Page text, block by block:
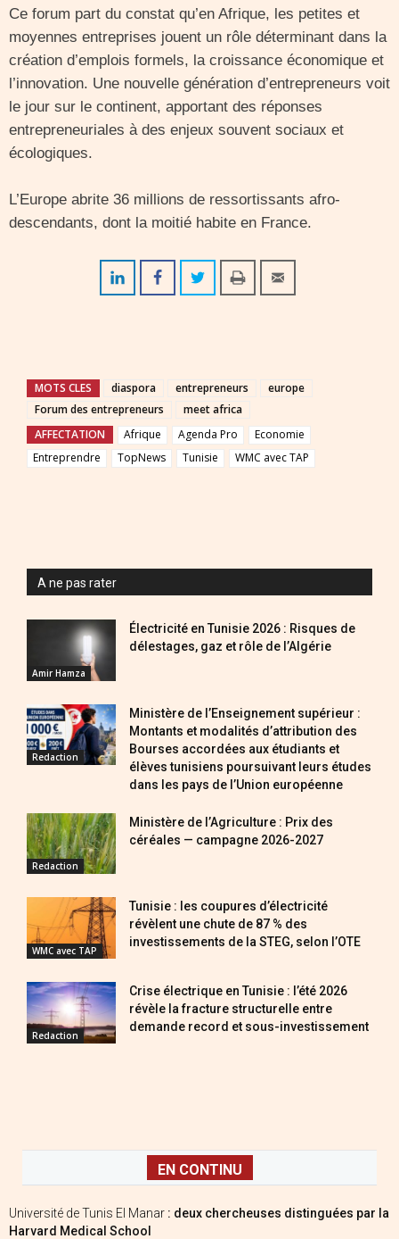
Ce forum part du constat qu’en Afrique, les petites et
moyennes entreprises jouent un rôle déterminant dans la
création d’emplois formels, la croissance économique et
l’innovation. Une nouvelle génération d’entrepreneurs voit
le jour sur le continent, apportant des réponses
entrepreneuriales à des enjeux souvent sociaux et
écologiques.
L’Europe abrite 36 millions de ressortissants afro-
descendants, dont la moitié habite en France.
MOTS CLES diaspora entrepreneurs
europe
Forum des entrepreneurs
meet africa
AFFECTATION
Afrique Agenda Pro
Economie
Entreprendre
TopNews Tunisie WMC avec TAP
A ne pas rater
Amir Hamza
Électricité en Tunisie 2026 : Risques de
délestages, gaz et rôle de l’Algérie
Redaction
Ministère de l’Enseignement supérieur :
Montants et modalités d’attribution des
Bourses accordées aux étudiants et
élèves tunisiens poursuivant leurs études
dans les pays de l’Union européenne
Redaction
Ministère de l’Agriculture : Prix des
céréales — campagne 2026-2027
WMC avec TAP
Tunisie : les coupures d’électricité
révèlent une chute de 87 % des
investissements de la STEG, selon l’OTE
Redaction
Crise électrique en Tunisie : l’été 2026
révèle la fracture structurelle entre
demande record et sous-investissement
EN CONTINU
Université de Tunis El Manar : deux chercheuses distinguées par la
Harvard Medical School